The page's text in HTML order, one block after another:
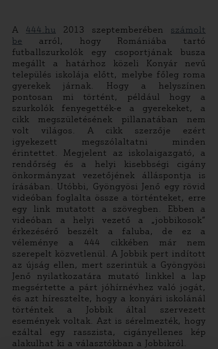
A 444.hu 2013 szeptemberében számolt
be arról, hogy Romániába tartó
futballszurkolók egy csoportjának busza
megállt a határhoz közeli Konyár nevű
település iskolája előtt, melybe főleg roma
gyerekek járnak. Hogy a helyszínen
pontosan mi történt, például hogy a
szurkolók fenyegették-e a gyerekeket, a
cikk megszületésének pillanatában nem
volt világos. A cikk szerzője ezért
igyekezett megszólaltatni minden
érintettet. Megjelent az iskolaigazgató, a
rendőrség és a helyi kisebbségi cigány
önkormányzat vezetőjének álláspontja is
írásában. Utóbbi, Gyöngyösi Jenő egy rövid
videóban foglalta össze a történteket, erre
egy link mutatott a szövegben. Ebben a
videóban a helyi vezető a „jobbikosok”
érkezésérő beszélt a faluba, de ez a
véleménye a 444 cikkében már nem
szerepelt közvetlenül. A Jobbik pert indított
az újság ellen, mert szerintük a Gyöngyösi
Jenő nyilatkozatára mutató linkkel a lap
megsértette a párt jóhírnévhez való jogát,
és azt híresztelte, hogy a konyári iskolánál
történtek a Jobbik által szervezett
események voltak. Azt is sérelmezték, hogy
ezáltal egy rasszista, cigányellenes kép
alakulhat ki a választókban a Jobbikról.